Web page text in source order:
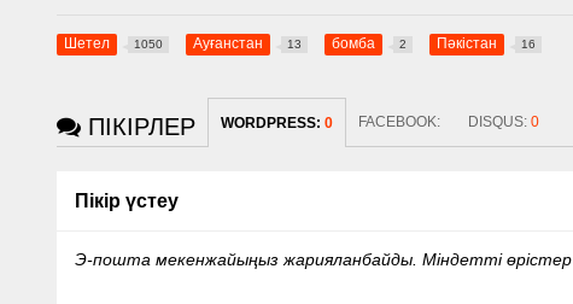
Шетел 1050 Ауғанстан 13 бомба 2 Пәкістан 16
ПІКІРЛЕР WORDPRESS:0 FACEBOOK: DISQUS:0
Пікір үстеу
Э-пошта мекенжайыңыз жарияланбайды.Міндетті өрістер